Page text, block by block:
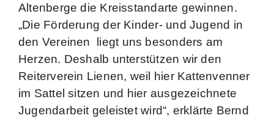
Altenberge die Kreisstandarte gewinnen.
„Die Förderung der Kinder- und Jugend in
den Vereinen
liegt uns besonders am
Herzen. Deshalb unterstützen wir den
Reiterverein Lienen, weil hier Kattenvenner
im Sattel sitzen und hier ausgezeichnete
Jugendarbeit geleistet wird“, erklärte Bernd